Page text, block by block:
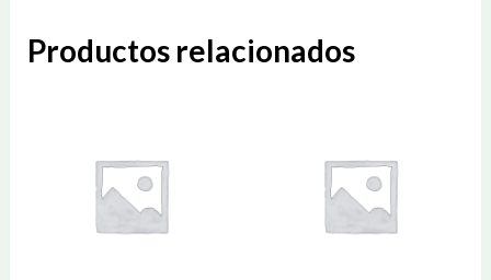
Productos relacionados